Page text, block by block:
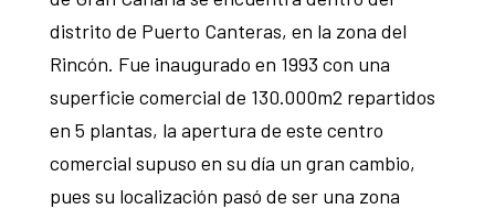
distrito de Puerto Canteras, en la zona del
Rincón. Fue inaugurado en 1993 con una
superficie comercial de 130.000m2 repartidos
en 5 plantas, la apertura de este centro
comercial supuso en su día un gran cambio,
pues su localización pasó de ser una zona